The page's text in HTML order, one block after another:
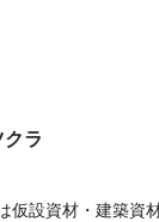
ラ
仮設資材・建築資